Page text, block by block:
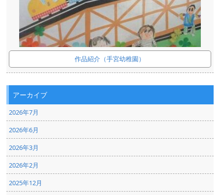
作品紹介（手宮幼稚園）
アーカイブ
2026年7月
2026年6月
2026年3月
2026年2月
2025年12月